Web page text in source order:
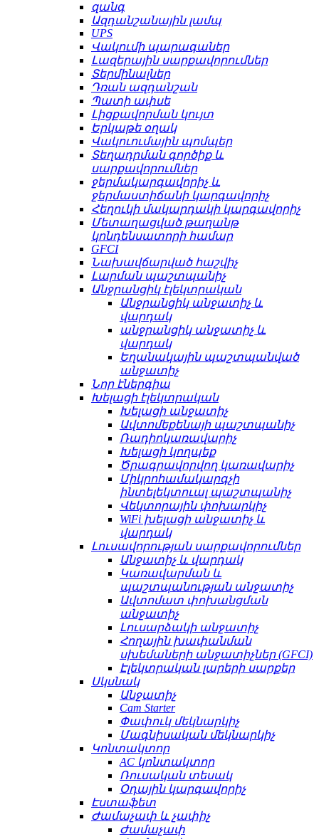
զանգ
Ազդանշանային լամպ
UPS
Վակումի պարագաներ
Լազերային սարքավորումներ
Տերմինալներ
Դռան ազդանշան
Պատի ափսե
Լիցքավորման կույտ
Երկաթե օղակ
Վակուումային պոմպեր
Տեղադրման գործիք և
սարքավորումներ
ջերմակարգավորիչ և
ջերմաստիճանի կարգավորիչ
Հեղուկի մակարդակի կարգավորիչ
Մետաղացված թաղանթ
կոնդենսատորի համար
GFCI
Նախավճարված հաշվիչ
Լարման պաշտպանիչ
Անջրանցիկ էլեկտրական
Անջրանցիկ անջատիչ և
վարդակ
անջրանցիկ անջատիչ և
վարդակ
Եղանակային պաշտպանված
անջատիչ
Նոր էներգիա
Խելացի էլեկտրական
Խելացի անջատիչ
Ավտոմեքենայի պաշտպանիչ
Ռադիոկառավարիչ
Խելացի կողպեք
Ծրագրավորվող կառավարիչ
Միկրոհամակարգչի
ինտելեկտուալ պաշտպանիչ
Վեկտորային փոխարկիչ
WiFi խելացի անջատիչ և
վարդակ
Լուսավորության սարքավորումներ
Անջատիչ և վարդակ
Կառավարման և
պաշտպանության անջատիչ
Ավտոմատ փոխանցման
անջատիչ
Լուսարձակի անջատիչ
Հողային խափանման
սխեմաների անջատիչներ (GFCI)
Էլեկտրական լարերի սարքեր
Սկսնակ
Անջատիչ
Cam Starter
Փափուկ մեկնարկիչ
Մագնիսական մեկնարկիչ
Կոնտակտոր
AC կոնտակտոր
Ռուսական տեսակ
Օդային կարգավորիչ
Էստաֆետ
Ժամաչափ և չափիչ
Ժամաչափ